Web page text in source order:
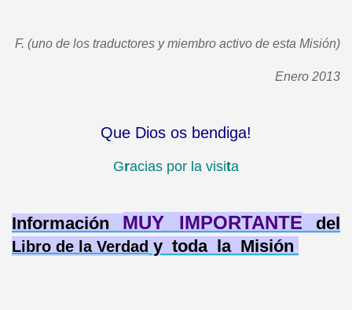
F. (uno de los traductores y miembro activo de esta Misión)
Enero 2013
Que Dios os bendiga!
Gracias por la visita
Información MUY IMPORTANTE del
Libro de la Verdad y toda la Misión.